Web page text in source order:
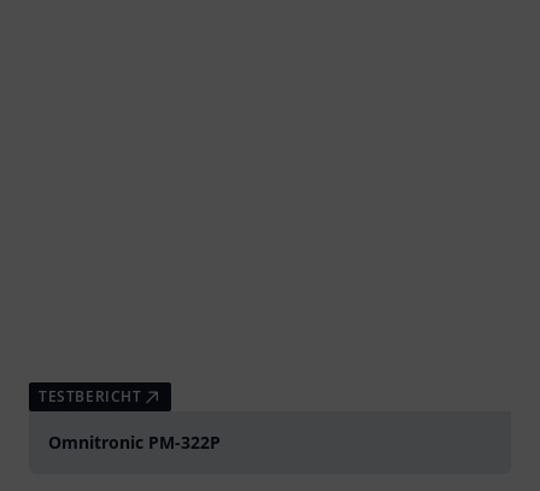
TESTBERICHT
Omnitronic PM-322P